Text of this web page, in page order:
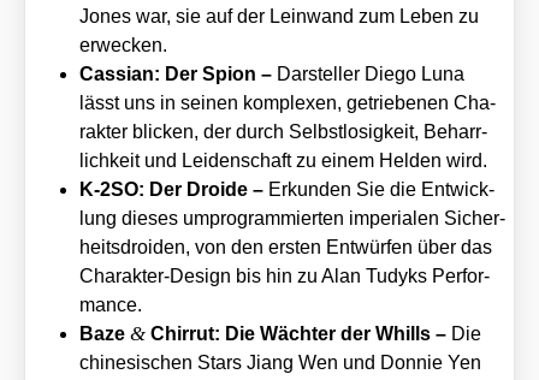
Jones war, sie auf der Lein­wand zum Leben zu
erwe­cken.
Cas­si­an: Der Spi­on – Dar­stel­ler Die­go Luna
lässt uns in sei­nen kom­ple­xen, getrie­be­nen Cha­
rak­ter bli­cken, der durch Selbst­lo­sig­keit, Beharr­
lich­keit und Lei­den­schaft zu einem Hel­den wird.
K‑2SO: Der Dro­ide – Erkun­den Sie die Ent­wick­
lung die­ses umpro­gram­mier­ten impe­ria­len Sicher­
heits­dro­iden, von den ers­ten Ent­wür­fen über das
Cha­rak­ter-Design bis hin zu Alan Tudyks Per­for­
mance.
Baze& Chir­rut: Die Wäch­ter der Whills – Die
chi­ne­si­schen Stars Jiang Wen und Don­nie Yen